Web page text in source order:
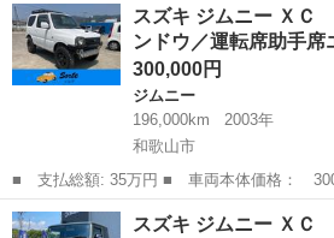
ー社外品 ヘッドライトLED その
スズキ ジムニー ＸＣ
ンドウ／運転席助手
300,000円
ジムニー
196,000km
2003年
和歌山市
■ 支払総額: 35万円 ■ 車両本体価格： 300,000 円 ■ メーカー
名： スズキ ■ 車種名： ジムニー ■ グ
コン／パワーウィンドウ／運転席助手席エア
和歌山 和歌山市 ジムニー
スズキ ジムニー Ｘ